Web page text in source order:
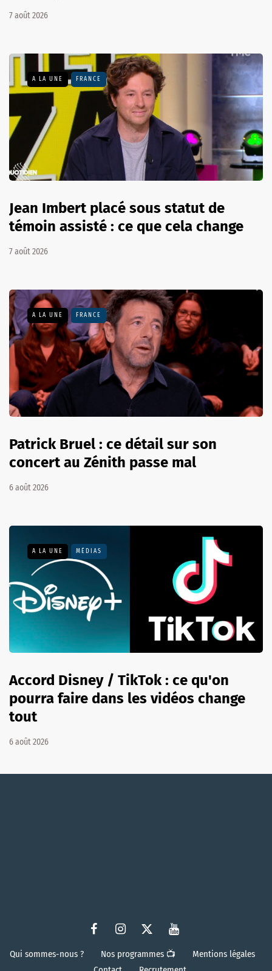
7 août 2026
A LA UNE FRANCE
Jean Imbert placé sous statut de
témoin assisté : ce que cela change
7 août 2026
A LA UNE FRANCE
Patrick Bruel : ce détail sur son
concert au Zénith passe mal
6 août 2026
A LA UNE MÉDIAS
Accord Disney / TikTok : ce qu'on
pourra faire dans les vidéos change
tout
6 août 2026
Qui sommes-nous ? Nos programmes 📺
Mentions légales